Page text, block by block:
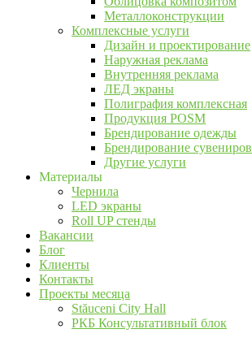
Металлоконструкции
Комплексные услуги
Дизайн и проектирование
Наружная реклама
Внутренняя реклама
ЛЕД экраны
Полиграфия комплексная
Продукция POSM
Брендирование одежды
Брендирование сувениров
Другие услуги
Материалы
Чернила
LED экраны
Roll UP стенды
Вакансии
Блог
Клиенты
Контакты
Проекты месяца
Stăuceni City Hall
РКБ Консультативный блок